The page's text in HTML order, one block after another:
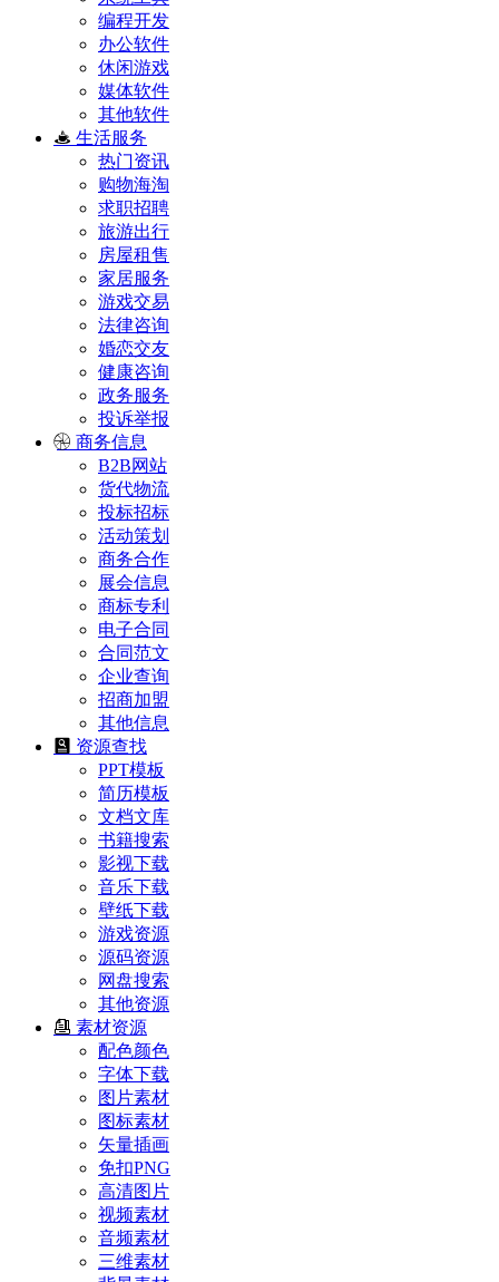
编程开发
办公软件
休闲游戏
媒体软件
其他软件
生活服务
热门资讯
购物海淘
求职招聘
旅游出行
房屋租售
家居服务
游戏交易
法律咨询
婚恋交友
健康咨询
政务服务
投诉举报
商务信息
B2B网站
货代物流
投标招标
活动策划
商务合作
展会信息
商标专利
电子合同
合同范文
企业查询
招商加盟
其他信息
资源查找
PPT模板
简历模板
文档文库
书籍搜索
影视下载
音乐下载
壁纸下载
游戏资源
源码资源
网盘搜索
其他资源
素材资源
配色颜色
字体下载
图片素材
图标素材
矢量插画
免扣PNG
高清图片
视频素材
音频素材
三维素材